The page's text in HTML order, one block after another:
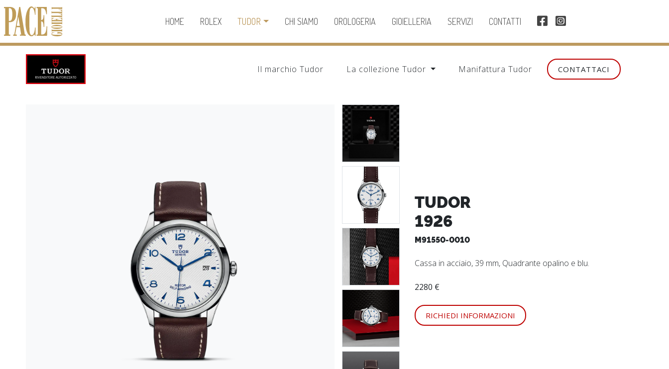
HOME ROLEX TUDOR CHI SIAMO OROLOGERIA GIOIELLERIA SERVIZI CONTATTI
Il marchio Tudor La collezione Tudor Manifattura Tudor CONTATTACI
TUDOR
1926
M91550-0010
Cassa in acciaio, 39 mm, Quadrante opalino e blu.
2280 €
RICHIEDI INFORMAZIONI